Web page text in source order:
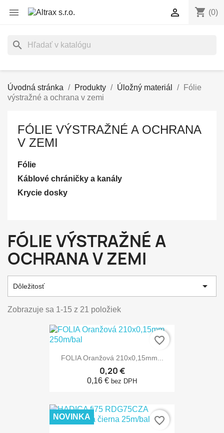
 shopping_cart (0)

search
Úvodná stránka Produkty Úložný materiál
Fólie
výstražné a ochrana v zemi
FÓLIE VÝSTRAŽNÉ A OCHRANA
V ZEMI
Fólie
Káblové chráničky a kanály
Krycie dosky
FÓLIE VÝSTRAŽNÉ A
OCHRANA V ZEMI
Dôležitosť 
Zobrazuje sa 1-15 z 21 položiek
FOLIA Oranžová 210x0,15mm...
0,20 €
0,16 € bez DPH
favorite_border
NOVINKA favorite_border